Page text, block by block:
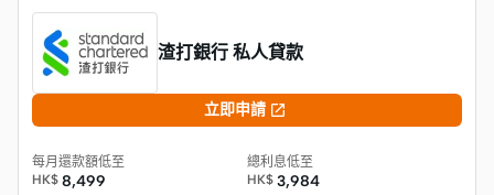
渣打銀行 私人貸款
立即申請 
每月還款額低至
HK$ 8,499
總利息低至
HK$ 3,984